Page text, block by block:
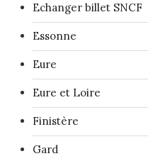
Echanger billet SNCF
Essonne
Eure
Eure et Loire
Finistère
Gard